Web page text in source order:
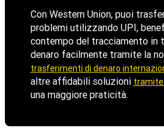
Con Western Union, puoi
problemi utilizzando UPI,
contempo del tracciamento in
denaro facilmente tramite la
trasferimenti di denaro
altre affidabili soluzioni tramite
una maggiore praticità.